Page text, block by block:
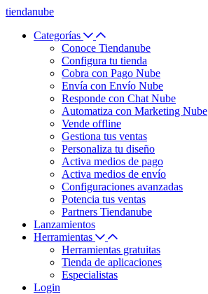
tiendanube
Categorías
Conoce Tiendanube
Configura tu tienda
Cobra con Pago Nube
Envía con Envío Nube
Responde con Chat Nube
Automatiza con Marketing Nube
Vende offline
Gestiona tus ventas
Personaliza tu diseño
Activa medios de pago
Activa medios de envío
Configuraciones avanzadas
Potencia tus ventas
Partners Tiendanube
Lanzamientos
Herramientas
Herramientas gratuitas
Tienda de aplicaciones
Especialistas
Login